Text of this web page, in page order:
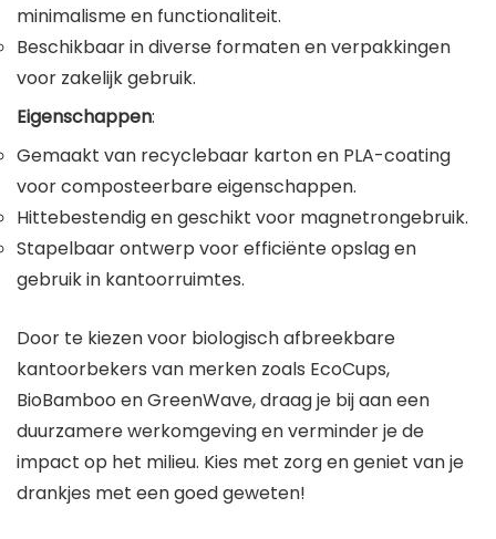
minimalisme en functionaliteit.
Beschikbaar in diverse formaten en verpakkingen
voor zakelijk gebruik.
Eigenschappen:
Gemaakt van recyclebaar karton en PLA-coating
voor composteerbare eigenschappen.
Hittebestendig en geschikt voor magnetrongebruik.
Stapelbaar ontwerp voor efficiënte opslag en
gebruik in kantoorruimtes.
Door te kiezen voor biologisch afbreekbare
kantoorbekers van merken zoals EcoCups,
BioBamboo en GreenWave, draag je bij aan een
duurzamere werkomgeving en verminder je de
impact op het milieu. Kies met zorg en geniet van je
drankjes met een goed geweten!